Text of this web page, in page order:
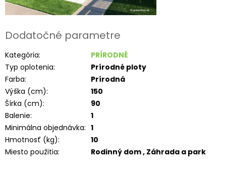
Dodatočné parametre
Kategória:
PRÍRODNÉ
Typ oplotenia:
Prírodné ploty
Farba:
Prírodná
Výška (cm):
150
Šírka (cm):
90
Balenie:
1
Minimálna objednávka: 1
Hmotnosť (kg):
10
Miesto použitia: Rodinný dom , Záhrada a park